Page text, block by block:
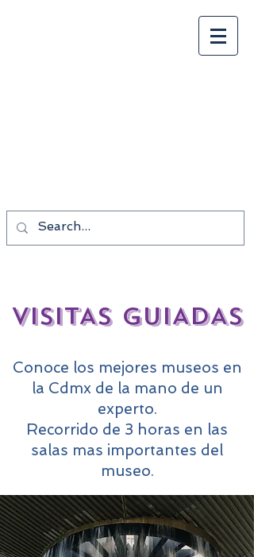
VISITAS GUIADAS
Conoce los mejores museos en
la Cdmx de la mano de un
experto.
Recorrido de 3 horas en las
salas mas importantes del
museo.